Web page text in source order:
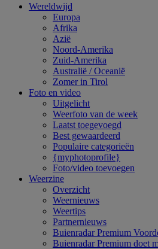
Wereldwijd
Europa
Afrika
Azië
Noord-Amerika
Zuid-Amerika
Australië / Oceanië
Zomer in Tirol
Foto en video
Uitgelicht
Weerfoto van de week
Laatst toegevoegd
Best gewaardeerd
Populaire categorieën
{myphotoprofile}
Foto/video toevoegen
Weerzine
Overzicht
Weernieuws
Weertips
Partnernieuws
Buienradar Premium
Buienradar Premium doet